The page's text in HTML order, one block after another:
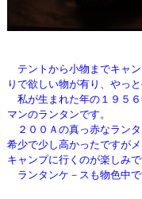
テントから小物までキャ
りで欲しい物が有り、やっと
私が生まれた年の１９５
マンのランタンです。
２００Ａの真っ赤なラン
希少で少し高かったですが
キャンプに行くのが楽しみで
ランタンケ－スも物色中で